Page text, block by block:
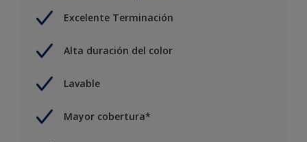
Excelente Terminación
Alta duración del color
Lavable
Mayor cobertura*